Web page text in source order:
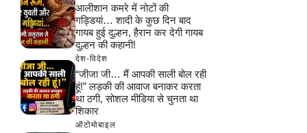
आलीशान कमरे में नोटों की
गड्डियां… शादी के कुछ दिन बाद
गायब हुई दुल्हन, हैरान कर देगी गायब
दुल्हन की कहानी!
देश-विदेश
“जीजा जी… मैं आपकी साली बोल रही
हूं!” लड़की की आवाज बनाकर करता
था ठगी, सोशल मीडिया से चुनता था
शिकार
ऑटोमोबाइल